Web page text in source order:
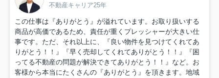
不動産キャリア25年
この仕事は『ありがとう』が溢れています。お取り扱いする
商品が高価であるため、責任が重くプレッシャーが大きい仕
事です。ただ、それ以上に、『良い物件を見つけてくれてあ
りがとう！！』『早く売却してくれてありがとう！！』『困
ってる不動産の問題が解決できてありがとう！！』など。お
客様から本当にたくさんの『ありがとう』を頂きます。地域